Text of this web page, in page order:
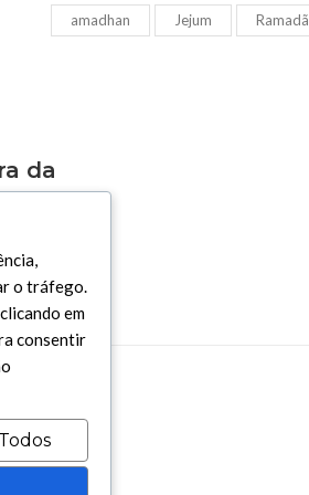
amadhan Jejum Ramadã
da
o tráfego.
em
consentir